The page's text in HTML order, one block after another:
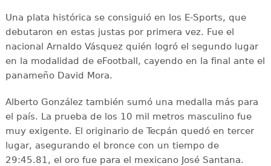
Una plata histórica se consiguió en los E-Sports, que
debutaron en estas justas por primera vez. Fue el
nacional Arnaldo Vásquez quién logró el segundo lugar
en la modalidad de eFootball, cayendo en la final ante el
panameño David Mora.
Alberto González también sumó una medalla más para
el país. La prueba de los 10 mil metros masculino fue
muy exigente. El originario de Tecpán quedó en tercer
lugar, asegurando el bronce con un tiempo de
29:45.81, el oro fue para el mexicano José Santana.